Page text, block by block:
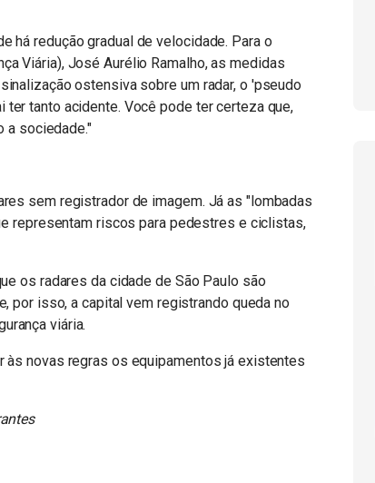
há redução gradual de velocidade. Para o
Viária), José Aurélio Ramalho, as medidas
ostensiva sobre um radar, o 'pseudo
ter tanto acidente. Você pode ter certeza que,
a sociedade."
sem registrador de imagem. Já as "lombadas
representam riscos para pedestres e ciclistas,
os radares da cidade de São Paulo são
por isso, a capital vem registrando queda no
viária.
às novas regras os equipamentos já existentes